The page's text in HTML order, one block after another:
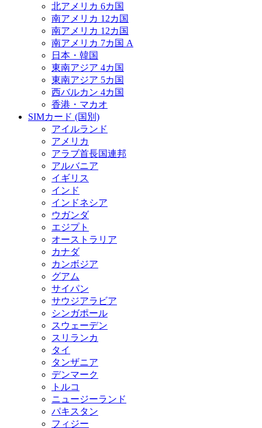
北アメリカ 6カ国
南アメリカ 12カ国
南アメリカ 12カ国
南アメリカ 7カ国 A
日本・韓国
東南アジア 4カ国
東南アジア 5カ国
西バルカン 4カ国
香港・マカオ
SIMカード (国別)
アイルランド
アメリカ
アラブ首長国連邦
アルバニア
イギリス
インド
インドネシア
ウガンダ
エジプト
オーストラリア
カナダ
カンボジア
グアム
サイパン
サウジアラビア
シンガポール
スウェーデン
スリランカ
タイ
タンザニア
デンマーク
トルコ
ニュージーランド
パキスタン
フィジー